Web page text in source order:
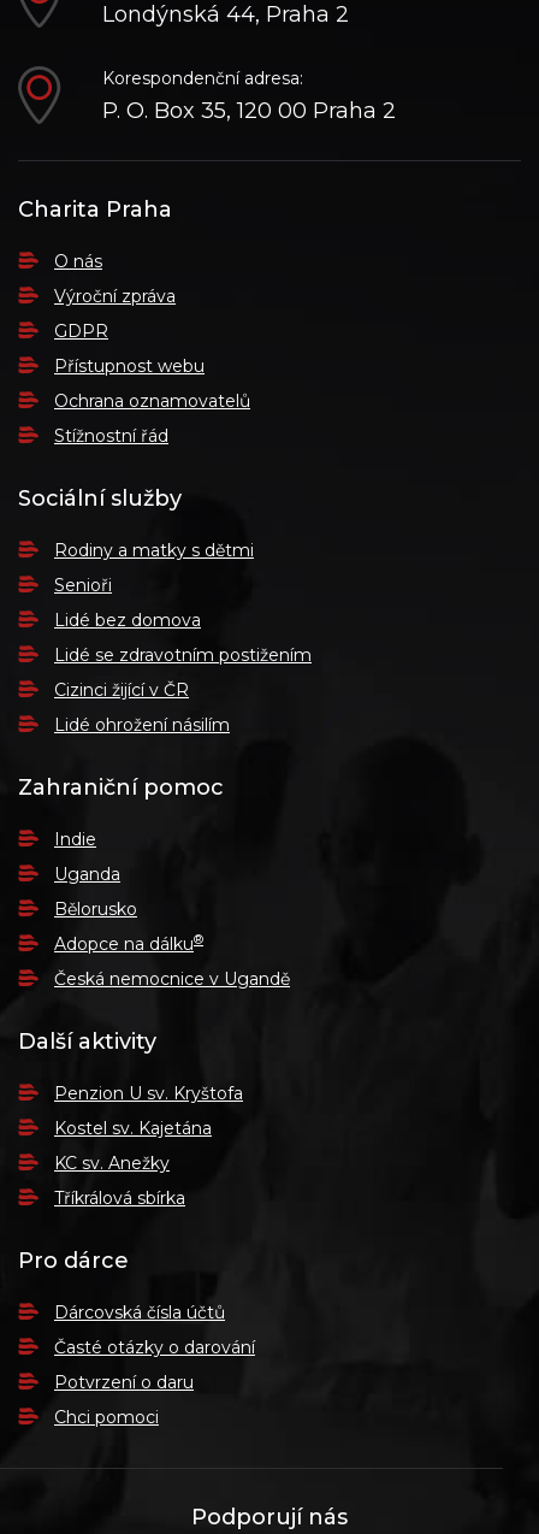
Londýnská 44, Praha 2
Korespondenční adresa:
P. O. Box 35, 120 00 Praha 2
Charita Praha
O nás
Výroční zpráva
GDPR
Přístupnost webu
Ochrana oznamovatelů
Stížnostní řád
Sociální služby
Rodiny a matky s dětmi
Senioři
Lidé bez domova
Lidé se zdravotním postižením
Cizinci žijící v ČR
Lidé ohrožení násilím
Zahraniční pomoc
Indie
Uganda
Bělorusko
Adopce na dálku®
Česká nemocnice v Ugandě
Další aktivity
Penzion U sv. Kryštofa
Kostel sv. Kajetána
KC sv. Anežky
Tříkrálová sbírka
Pro dárce
Dárcovská čísla účtů
Časté otázky o darování
Potvrzení o daru
Chci pomoci
Podporují nás